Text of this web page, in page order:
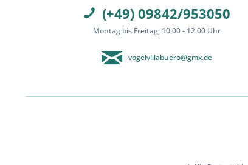
(+49) 09842/953050
Montag bis Freitag, 10:00 - 12:00 Uhr
vogelvillabuero@gmx.de